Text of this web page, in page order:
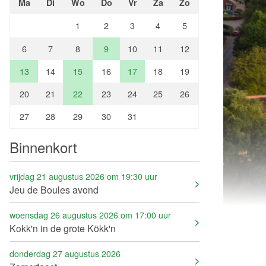
1 2 3 4
5
6
7 8 9 10 11
12
13
14 15 16 17 18
19
20
21 22 23 24 25
26
27
28 29 30 31
Binnenkort
vrijdag 21 augustus 2026 om 19:30 uur
Jeu de Boules avond
woensdag 26 augustus 2026 om 17:00 uur
Kokk'n in de grote Kökk'n
donderdag 27 augustus 2026